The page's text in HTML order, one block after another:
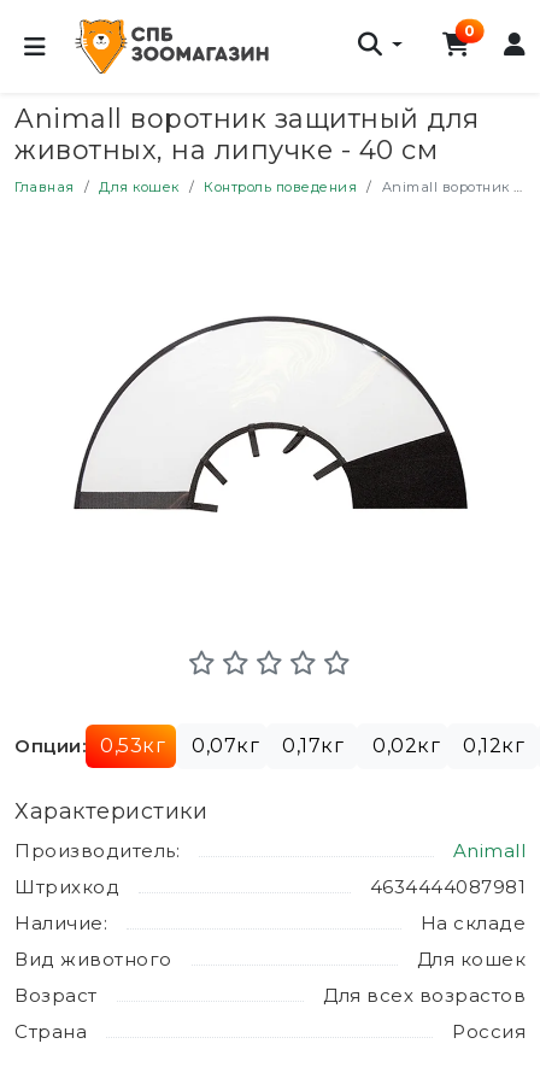
0
Animall воротник защитный для
животных, на липучке - 40 см
Главная Для кошек Контроль поведения Animall воротник защитный для животных, на липучке - 40 см
Опции: 0,53кг 0,07кг 0,17кг 0,02кг 0,12кг
Характеристики
Производитель:
Animall
Штрихкод
4634444087981
Наличие:
На складе
Вид животного
Для кошек
Возраст
Для всех возрастов
Страна
Россия